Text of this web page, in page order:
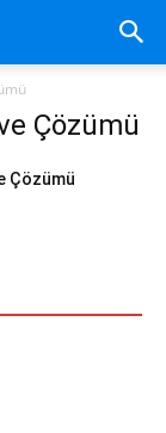
Çözümü
Çözümü